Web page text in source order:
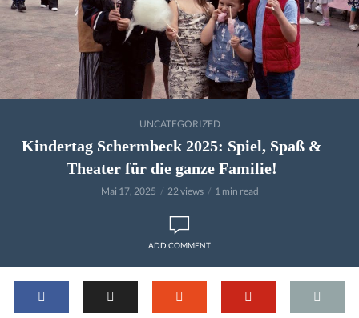
UNCATEGORIZED
Kindertag Schermbeck 2025: Spiel, Spaß &
Theater für die ganze Familie!
Mai 17, 2025 22 views 1 min read
ADD COMMENT